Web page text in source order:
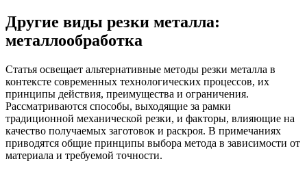
Другие виды резки металла:
металлообработка
Статья освещает альтернативные методы резки металла в
контексте современных технологических процессов, их
принципы действия, преимущества и ограничения.
Рассматриваются способы, выходящие за рамки
традиционной механической резки, и факторы, влияющие на
качество получаемых заготовок и раскроя. В примечаниях
приводятся общие принципы выбора метода в зависимости от
материала и требуемой точности.